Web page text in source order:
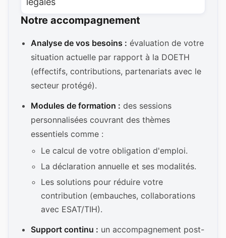
Notre accompagnement
Analyse de vos besoins : évaluation de votre
situation actuelle par rapport à la DOETH
(effectifs, contributions, partenariats avec le
secteur protégé).
Modules de formation : des sessions
personnalisées couvrant des thèmes
essentiels comme :
Le calcul de votre obligation d'emploi.
La déclaration annuelle et ses modalités.
Les solutions pour réduire votre
contribution (embauches, collaborations
avec ESAT/TIH).
Support continu : un accompagnement post-